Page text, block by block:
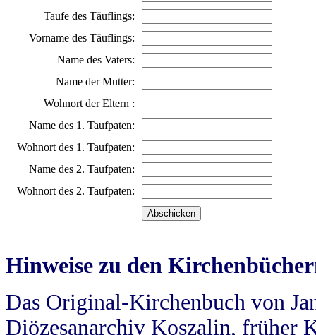
Taufe des Täuflings:
Vorname des Täuflings:
Name des Vaters:
Name der Mutter:
Wohnort der Eltern :
Name des 1. Taufpaten:
Wohnort des 1. Taufpaten:
Name des 2. Taufpaten:
Wohnort des 2. Taufpaten:
Hinweise zu den
Das Original-Kirchenbuch von
Diözesanarchiv Koszalin, früher